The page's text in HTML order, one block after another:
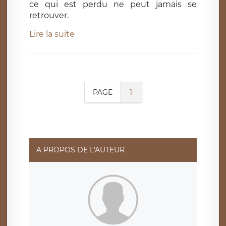
ce qui est perdu ne peut jamais se
retrouver.
Lire la suite
PAGE 1
A PROPOS DE L'AUTEUR